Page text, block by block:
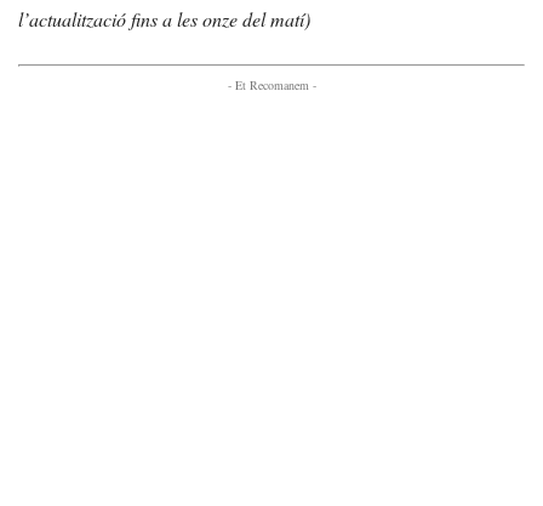
l’actualització fins a les onze del matí)
- Et Recomanem -